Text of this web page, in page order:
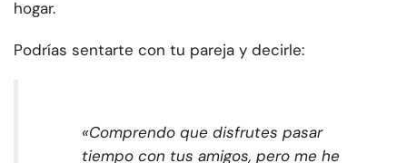
hogar.
Podrías sentarte con tu pareja y decirle:
«Comprendo que disfrutes pasar
tiempo con tus amigos, pero me he